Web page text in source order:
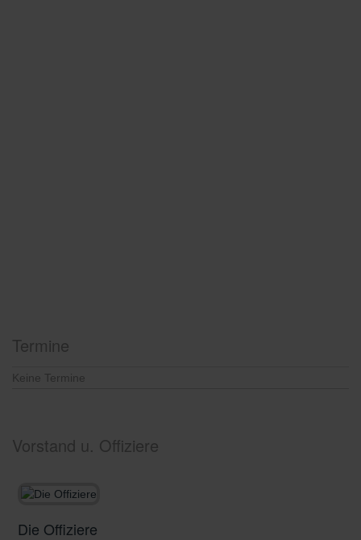
Termine
Keine Termine
Vorstand u. Offiziere
Die Offiziere